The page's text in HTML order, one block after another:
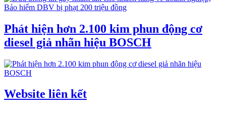
Phát hiện hơn 2.100 kim phun động cơ
diesel giả nhãn hiệu BOSCH
Website liên kết